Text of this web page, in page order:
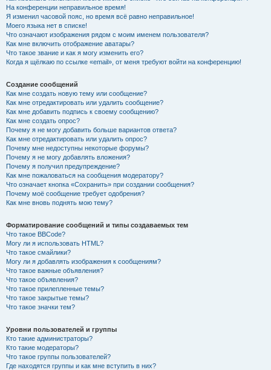
На конференции неправильное время!
Я изменил часовой пояс, но время всё равно неправильное!
Моего языка нет в списке!
Что означают изображения рядом с моим именем пользователя?
Как мне включить отображение аватары?
Что такое звание и как я могу изменить его?
Когда я щёлкаю по ссылке «email», от меня требуют войти на конференцию!
Создание сообщений
Как мне создать новую тему или сообщение?
Как мне отредактировать или удалить сообщение?
Как мне добавить подпись к своему сообщению?
Как мне создать опрос?
Почему я не могу добавить больше вариантов ответа?
Как мне отредактировать или удалить опрос?
Почему мне недоступны некоторые форумы?
Почему я не могу добавлять вложения?
Почему я получил предупреждение?
Как мне пожаловаться на сообщения модератору?
Что означает кнопка «Сохранить» при создании сообщения?
Почему моё сообщение требует одобрения?
Как мне вновь поднять мою тему?
Форматирование сообщений и типы создаваемых тем
Что такое BBCode?
Могу ли я использовать HTML?
Что такое смайлики?
Могу ли я добавлять изображения к сообщениям?
Что такое важные объявления?
Что такое объявления?
Что такое прилепленные темы?
Что такое закрытые темы?
Что такое значки тем?
Уровни пользователей и группы
Кто такие администраторы?
Кто такие модераторы?
Что такое группы пользователей?
Где находятся группы и как мне вступить в них?